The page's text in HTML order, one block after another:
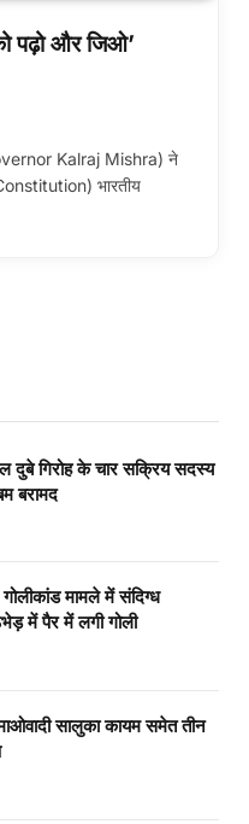
पढ़ो और जिओ’
Kalraj Mishra) ने
भारतीय
दुबे गिरोह के चार सक्रिय सदस्य
बरामद
मामले में संदिग्ध
में पैर में लगी गोली
सालुका कायम समेत तीन